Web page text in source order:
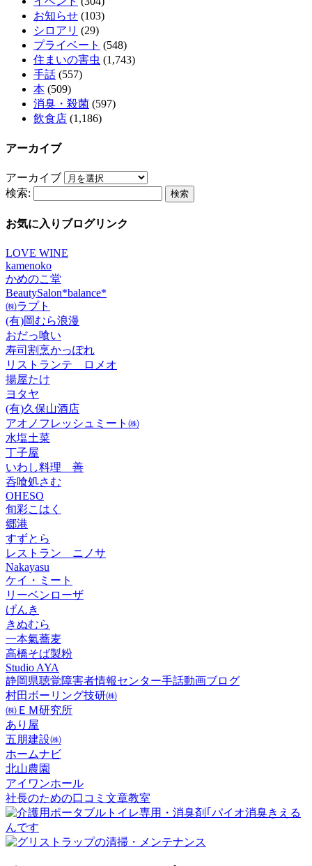
お知らせ (103)
シロアリ (29)
プライベート (548)
住まいの害虫 (1,743)
手話 (557)
本 (509)
消臭・殺菌 (597)
飲食店 (1,186)
アーカイブ
アーカイブ
検索:
お気に入りブログリンク
LOVE WINE
kamenoko
かめのこ堂
BeautySalon*balance*
㈱ラプト
(有)岡むら浪漫
おだっ喰い
寿司割烹かっぽれ
リストランテ ロメオ
揚屋たけ
ヨタヤ
(有)久保山酒店
アオノフレッシュミート㈱
水塩土菜
丁子屋
いわし料理 善
呑喰処さむ
OHESO
旬彩こはく
郷港
すずとら
レストラン ニノサ
Nakayasu
ケイ・ミート
リーベンローザ
げんき
きぬむら
一本氣蕎麦
高橋そば製粉
Studio AYA
静岡県聴覚障害者情報センター手話動画ブログ
村田ボーリング技研㈱
㈱ＥＭ研究所
あり屋
五朋建設㈱
ホームナビ
北山農園
アイワンホール
社長のための口コミ文章教室